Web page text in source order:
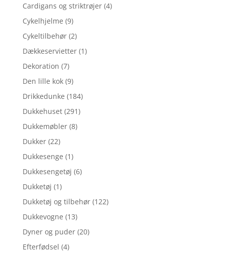
Cardigans og striktrøjer (4)
Cykelhjelme (9)
Cykeltilbehør (2)
Dækkeservietter (1)
Dekoration (7)
Den lille kok (9)
Drikkedunke (184)
Dukkehuset (291)
Dukkemøbler (8)
Dukker (22)
Dukkesenge (1)
Dukkesengetøj (6)
Dukketøj (1)
Dukketøj og tilbehør (122)
Dukkevogne (13)
Dyner og puder (20)
Efterfødsel (4)